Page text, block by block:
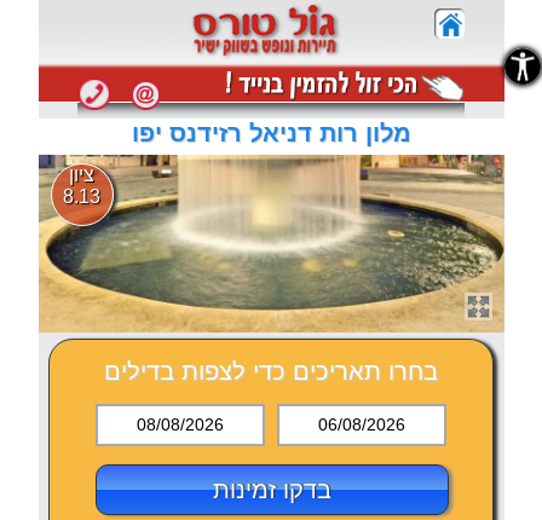
מלון רות דניאל רזידנס יפו
ציון
8.13
בחרו תאריכים כדי לצפות בדילים
08/08/2026 06/08/2026
בדקו זמינות
נגישות
נגישות